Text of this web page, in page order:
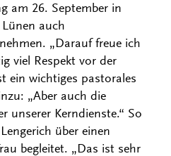
am 26. September in
auch
„Darauf freue ich
viel Respekt vor der
ein wichtiges pastorales
„Aber auch die
unserer Kerndienste.“ So
über einen
begleitet. „Das ist sehr